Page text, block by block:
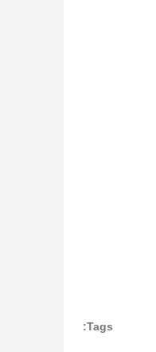
Tags: